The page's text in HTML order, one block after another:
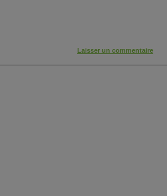
Laisser un commentaire